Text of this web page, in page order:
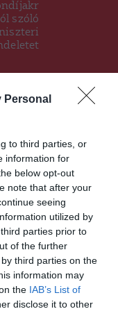
Personal
to third parties, or
information for
below opt-out
note that after your
seeing
utilized by
parties prior to
of the further
third parties on the
information may
the IAB’s List of
disclose it to other
ól szóló
a